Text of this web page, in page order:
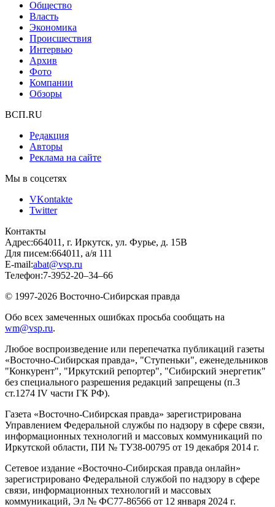
Общество
Власть
Экономика
Происшествия
Интервью
Архив
Фото
Компании
Обзоры
ВСП.RU
Редакция
Авторы
Реклама на сайте
Мы в соцсетях
VKontakte
Twitter
Контакты
Адрес:664011, г. Иркутск, ул. Фурье, д. 15В
Для писем:664011, а/я 111
E-mail:abat@vsp.ru
Телефон:7-3952-20–34–66
© 1997-2026 Восточно-Сибирская правда
Обо всех замеченных ошибках просьба сообщать на
wm@vsp.ru.
Любое воспроизведение или перепечатка публикаций газеты
«Восточно-Сибирская правда», "Ступеньки", еженедельников
"Конкурент", "Иркутский репортер", "Сибирский энергетик"
без специального разрешения редакций запрещены (п.3
ст.1274 IV части ГК РФ).
Газета «Восточно-Сибирская правда» зарегистрирована
Управлением Федеральной службы по надзору в сфере связи,
информационных технологий и массовых коммуникаций по
Иркутской области, ПИ № ТУ38-00795 от 19 декабря 2014 г.
Сетевое издание «Восточно-Сибирская правда онлайн»
зарегистрировано Федеральной службой по надзору в сфере
связи, информационных технологий и массовых
коммуникаций, Эл № ФС77-86566 от 12 января 2024 г.